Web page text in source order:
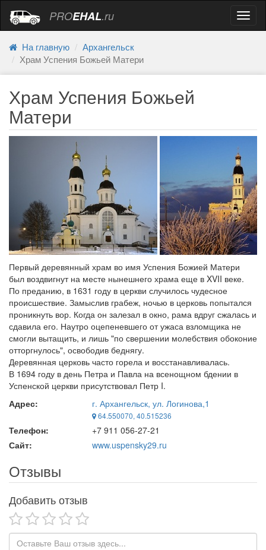
PROEHAL.ru
На главную
Архангельск
Храм Успения Божьей Матери
Храм Успения Божьей
Матери
Первый деревянный храм во имя Успения Божией Матери
был воздвигнут на месте нынешнего храма еще в XVII веке.
По преданию, в 1631 году в церкви случилось чудесное
происшествие. Замыслив грабеж, ночью в церковь попытался
проникнуть вор. Когда он залезал в окно, рама вдруг сжалась и
сдавила его. Наутро оцепеневшего от ужаса взломщика не
смогли вытащить, и лишь "по свершении молебствия обоконие
отторгнулось", освободив беднягу.
Деревянная церковь часто горела и восстанавливалась.
В 1694 году в день Петра и Павла на всенощном бдении в
Успенской церкви присутствовал Петр I.
Адрес:
г. Архангельск, ул. Логинова,1
64.550070, 40.515236
Телефон:
+7 911 056-27-21
Сайт:
www.uspensky29.ru
Отзывы
Добавить отзыв